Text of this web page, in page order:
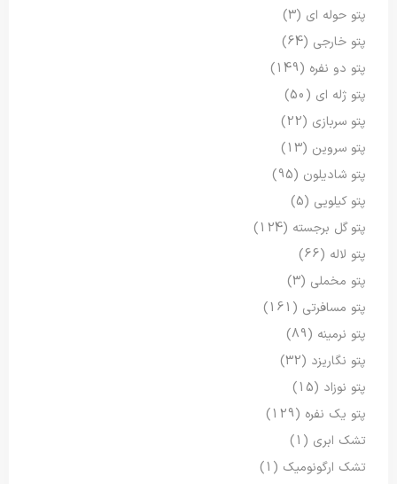
پتو حوله ای (3)
پتو خارجی (64)
پتو دو نفره (149)
پتو ژله ای (50)
پتو سربازی (22)
پتو سروین (13)
پتو شادیلون (95)
پتو کیلویی (5)
پتو گل برجسته (124)
پتو لاله (66)
پتو مخملی (3)
پتو مسافرتی (161)
پتو نرمینه (89)
پتو نگاریزد (32)
پتو نوزاد (15)
پتو یک نفره (129)
تشک ابری (1)
تشک ارگونومیک (1)